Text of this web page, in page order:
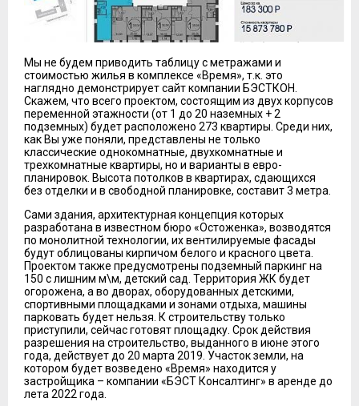
Мы не будем приводить таблицу с метражами и
стоимостью жилья в комплексе «Время», т.к. это
наглядно демонстрирует сайт компании БЭСТКОН.
Скажем, что всего проектом, состоящим из двух корпусов
переменной этажности (от 1 до 20 наземных + 2
подземных) будет расположено 273 квартиры. Среди них,
как Вы уже поняли, представлены не только
классические однокомнатные, двухкомнатные и
трехкомнатные квартиры, но и варианты в евро-
планировок. Высота потолков в квартирах, сдающихся
без отделки и в свободной планировке, составит 3 метра.
Сами здания, архитектурная концепция которых
разработана в известном бюро «Остоженка», возводятся
по монолитной технологии, их вентилируемые фасады
будут облицованы кирпичом белого и красного цвета.
Проектом также предусмотрены подземный паркинг на
150 с лишним м\м, детский сад. Территория ЖК будет
огорожена, а во дворах, оборудованных детскими,
спортивными площадками и зонами отдыха, машины
парковать будет нельзя. К строительству только
приступили, сейчас готовят площадку. Срок действия
разрешения на строительство, выданного в июне этого
года, действует до 20 марта 2019. Участок земли, на
котором будет возведено «Время» находится у
застройщика – компании «БЭСТ Консалтинг» в аренде до
лета 2022 года.